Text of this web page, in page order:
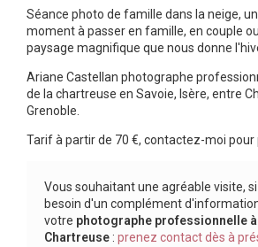
Séance photo de famille dans la neige,
moment à passer en famille, en couple
paysage magnifique que nous donne
Ariane Castellan photographe
de la chartreuse en Savoie, Isère, entre
Grenoble.
Tarif à partir de 70 €, contactez-moi pour
Vous souhaitant une agréable visite,
besoin d'un complément
votre photographe professionnelle
Chartreuse : prenez contact dès à